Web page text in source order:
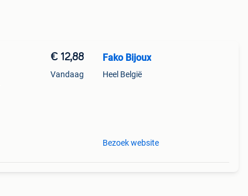
€ 12,88
Vandaag
Fako Bijoux
Heel België
Bezoek website